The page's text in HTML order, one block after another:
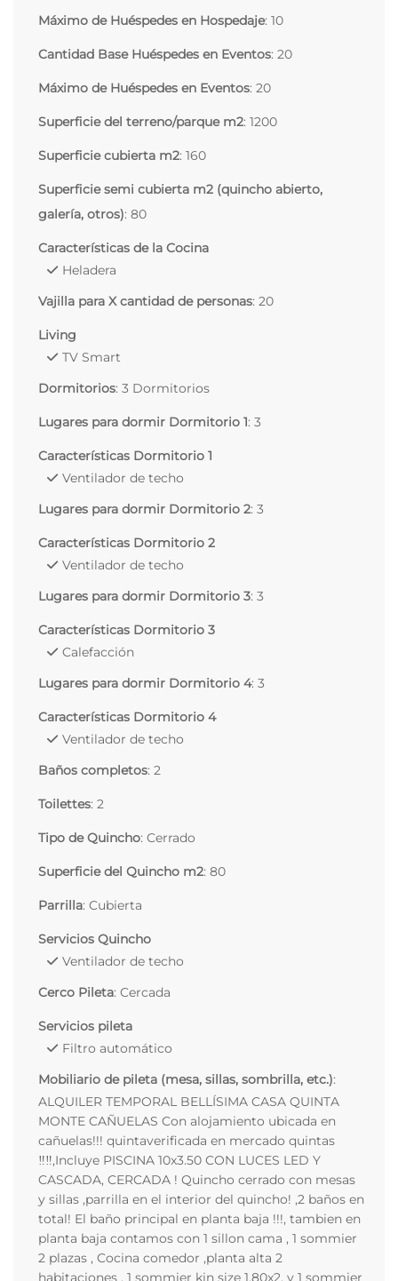
Máximo de Huéspedes en Hospedaje: 10
Cantidad Base Huéspedes en Eventos: 20
Máximo de Huéspedes en Eventos: 20
Superficie del terreno/parque m2: 1200
Superficie cubierta m2: 160
Superficie semi cubierta m2 (quincho abierto,
galería, otros): 80
Características de la Cocina
Heladera
Vajilla para X cantidad de personas: 20
Living
TV Smart
Dormitorios: 3 Dormitorios
Lugares para dormir Dormitorio 1: 3
Características Dormitorio 1
Ventilador de techo
Lugares para dormir Dormitorio 2: 3
Características Dormitorio 2
Ventilador de techo
Lugares para dormir Dormitorio 3: 3
Características Dormitorio 3
Calefacción
Lugares para dormir Dormitorio 4: 3
Características Dormitorio 4
Ventilador de techo
Baños completos: 2
Toilettes: 2
Tipo de Quincho: Cerrado
Superficie del Quincho m2: 80
Parrilla: Cubierta
Servicios Quincho
Ventilador de techo
Cerco Pileta: Cercada
Servicios pileta
Filtro automático
Mobiliario de pileta (mesa, sillas, sombrilla, etc.):
ALQUILER TEMPORAL BELLÍSIMA CASA QUINTA
MONTE CAÑUELAS Con alojamiento ubicada en
cañuelas!!! quintaverificada en mercado quintas
‼️‼️,Incluye PISCINA 10x3.50 CON LUCES LED Y
CASCADA, CERCADA ! Quincho cerrado con mesas
y sillas ,parrilla en el interior del quincho! ,2 baños en
total! El baño principal en planta baja !!!, tambien en
planta baja contamos con 1 sillon cama , 1 sommier
2 plazas , Cocina comedor ,planta alta 2
habitaciones , 1 sommier kin size 1.80x2. y 1 sommier